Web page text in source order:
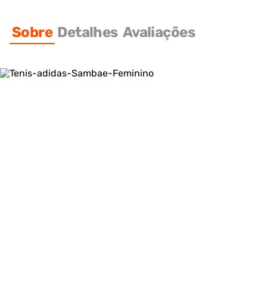
Sobre Detalhes Avaliações